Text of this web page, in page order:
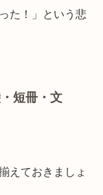
た！」という悲
短冊・文
えておきましょ